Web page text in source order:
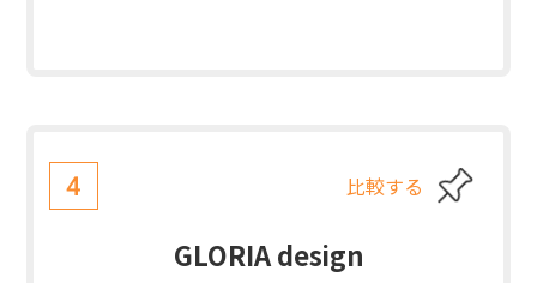
4 比較する
GLORIA design